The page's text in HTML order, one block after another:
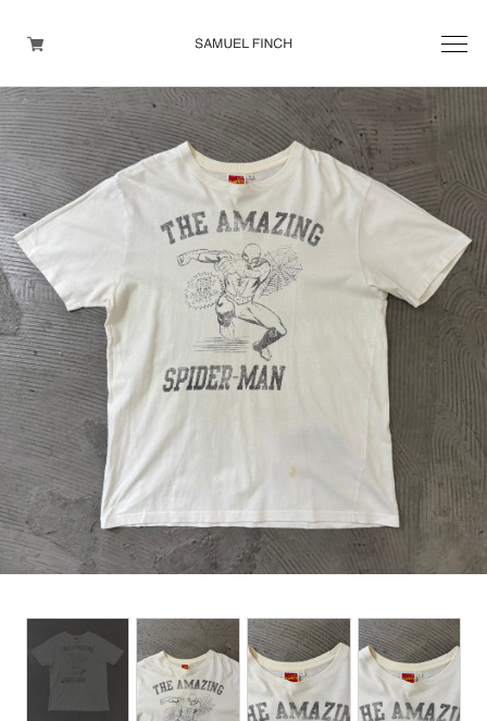
Men's
Maison Martin Margiela
Helmut Lang
Yohji Yamamoto
Other brands
TOPS
OUTER WEAR
BOTTOMS
DESIGNERS ARCHIVES